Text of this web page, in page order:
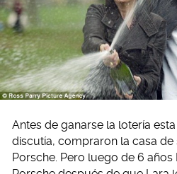
Antes de ganarse la lotería
discutía, compraron la casa de
Porsche. Pero luego de 6 años